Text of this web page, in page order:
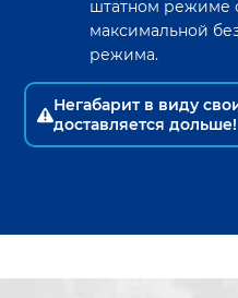
штатном режиме
максимальной
режима.
Негабарит в виду
доставляется дольше!